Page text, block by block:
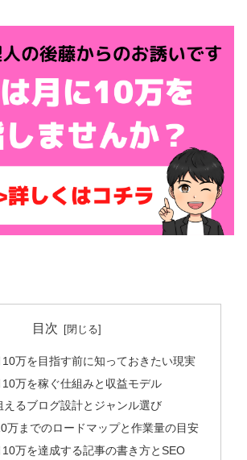
目次
万を目指す前に知っておきたい現実
万を稼ぐ仕組みと収益モデル
えるブログ設計とジャンル選び
万までのロードマップと作業量の目安
万を達成する記事の書き方とSEO